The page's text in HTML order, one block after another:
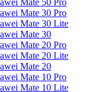
Mate 50 Pro
Mate 30 Pro
Mate 30 Lite
Mate 30
Mate 20 Pro
Mate 20 Lite
Mate 20
Mate 10 Pro
Mate 10 Lite